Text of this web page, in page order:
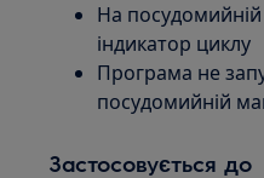
На
індикатор циклу
Програма не
посудомийній
Застосовується до